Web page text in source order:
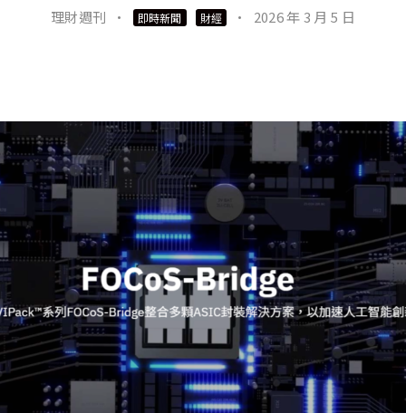
理財週刊 · 即時新聞 財經 · 2026 年 3 月 5 日